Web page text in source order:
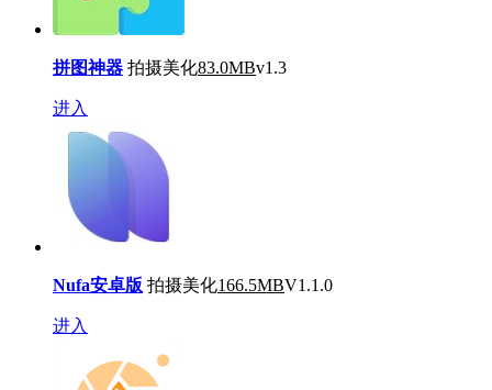
拼图神器 拍摄美化83.0MBv1.3
进入
Nufa安卓版 拍摄美化166.5MBV1.1.0
进入